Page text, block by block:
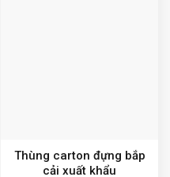
Thùng carton đựng bắp
cải xuất khẩu